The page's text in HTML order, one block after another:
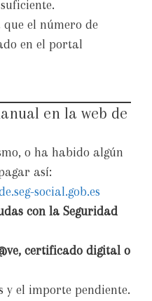
que el número de
en el portal
en la web de
o ha habido algún
así:
social.gob.es
con la Seguridad
certificado digital o
y el importe pendiente.